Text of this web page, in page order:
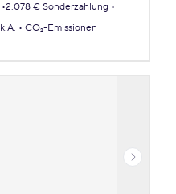
2.078 € Sonderzahlung
k.A.
CO₂-Emissionen